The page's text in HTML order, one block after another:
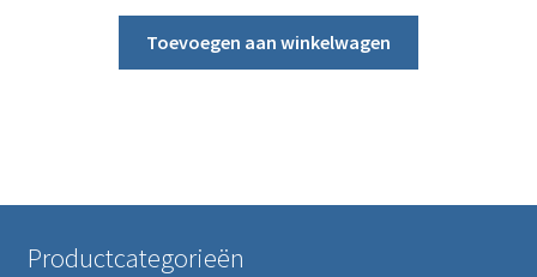
Toevoegen aan winkelwagen
Productcategorieën